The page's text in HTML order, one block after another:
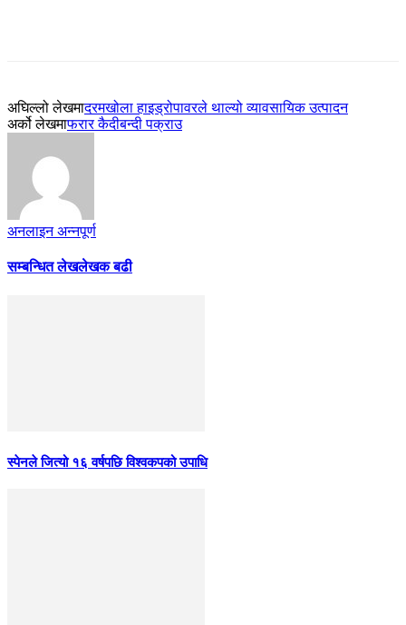
अघिल्लो लेखमादरमखोला हाइड्रोपावरले थाल्यो व्यावसायिक उत्पादन
अर्को लेखमाफरार कैदीबन्दी पक्राउ
अनलाइन अन्नपूर्ण
सम्बन्धित लेखलेखक बढी
स्पेनले जित्यो १६ वर्षपछि विश्वकपको उपाधि